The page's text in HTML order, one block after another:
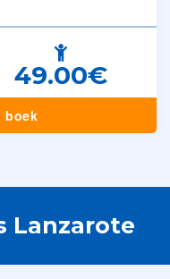
49.00€
boek
Lanzarote